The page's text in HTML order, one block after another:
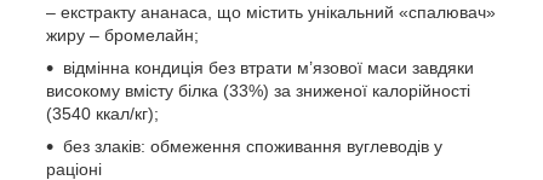
– екстракту ананаса, що містить унікальний «спалювач»
жиру – бромелайн;
відмінна кондиція без втрати м’язової маси завдяки
високому вмісту білка (33%) за зниженої калорійності
(3540 ккал/кг);
без злаків: обмеження споживання вуглеводів у
раціоні